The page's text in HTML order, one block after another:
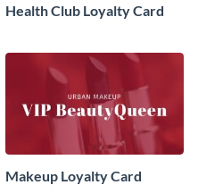
Health Club Loyalty Card
Makeup Loyalty Card